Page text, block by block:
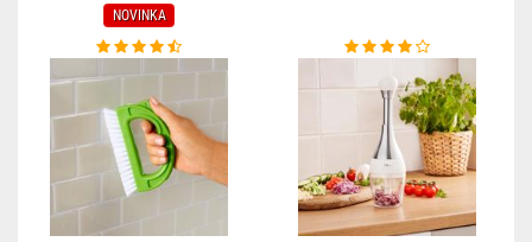
NOVINKA